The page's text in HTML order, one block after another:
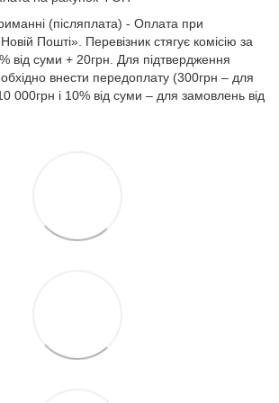
(післяплата) - Оплата при
Пошті». Перевізник стягує комісію за
від суми + 20грн. Для підтвердження
внести передоплату (300грн – для
000грн і 10% від суми – для замовлень від